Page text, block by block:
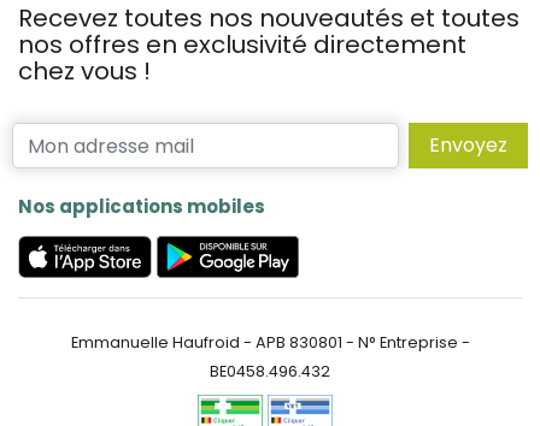
Recevez toutes nos nouveautés et toutes
nos offres en exclusivité directement
chez vous !
Envoyez
Nos applications mobiles
Emmanuelle Haufroid - APB 830801 - N° Entreprise -
BE0458.496.432